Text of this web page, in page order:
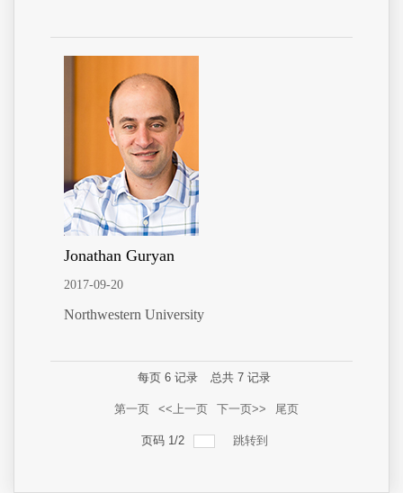
Jonathan Guryan
2017-09-20
Northwestern University
每页 6 记录 总共 7 记录
第一页 <<上一页 下一页>> 尾页
页码 1/2 跳转到